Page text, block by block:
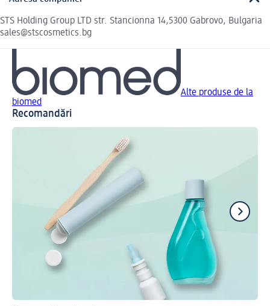
STS Holding Group LTD str. Stancionna 14,5300 Gabrovo, Bulgaria
sales@stscosmetics.bg
Alte produse de la
biomed
Recomandări